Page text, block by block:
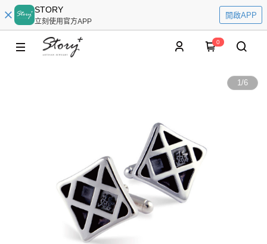
STORY
立刻使用官方APP
開啟APP
0
1/6